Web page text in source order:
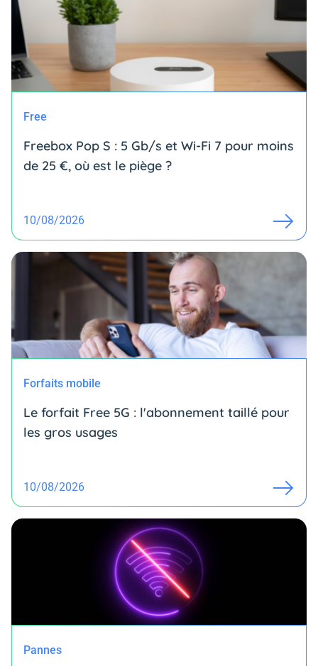
Free
Freebox Pop S : 5 Gb/s et Wi-Fi 7 pour moins
de 25 €, où est le piège ?
10/08/2026
Forfaits mobile
Le forfait Free 5G : l'abonnement taillé pour
les gros usages
10/08/2026
Pannes